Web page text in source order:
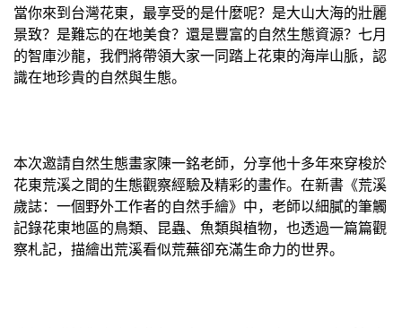
當你來到台灣花東，最享受的是什麼呢？是大山大海的壯麗
景致？是難忘的在地美食？還是豐富的自然生態資源？七月
的智庫沙龍，我們將帶領大家一同踏上花東的海岸山脈，認
識在地珍貴的自然與生態。
本次邀請自然生態畫家陳一銘老師，分享他十多年來穿梭於
花東荒溪之間的生態觀察經驗及精彩的畫作。在新書《荒溪
歲誌：一個野外工作者的自然手繪》中，老師以細膩的筆觸
記錄花東地區的鳥類、昆蟲、魚類與植物，也透過一篇篇觀
察札記，描繪出荒溪看似荒蕪卻充滿生命力的世界。